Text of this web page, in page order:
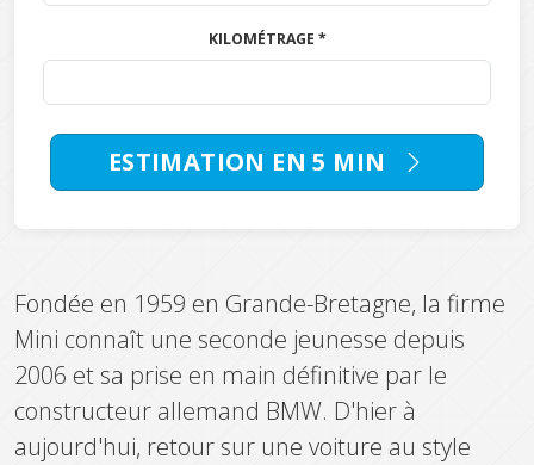
KILOMÉTRAGE *
ESTIMATION EN 5 MIN
Fondée en 1959 en Grande-Bretagne, la firme
Mini connaît une seconde jeunesse depuis
2006 et sa prise en main définitive par le
constructeur allemand BMW. D'hier à
aujourd'hui, retour sur une voiture au style